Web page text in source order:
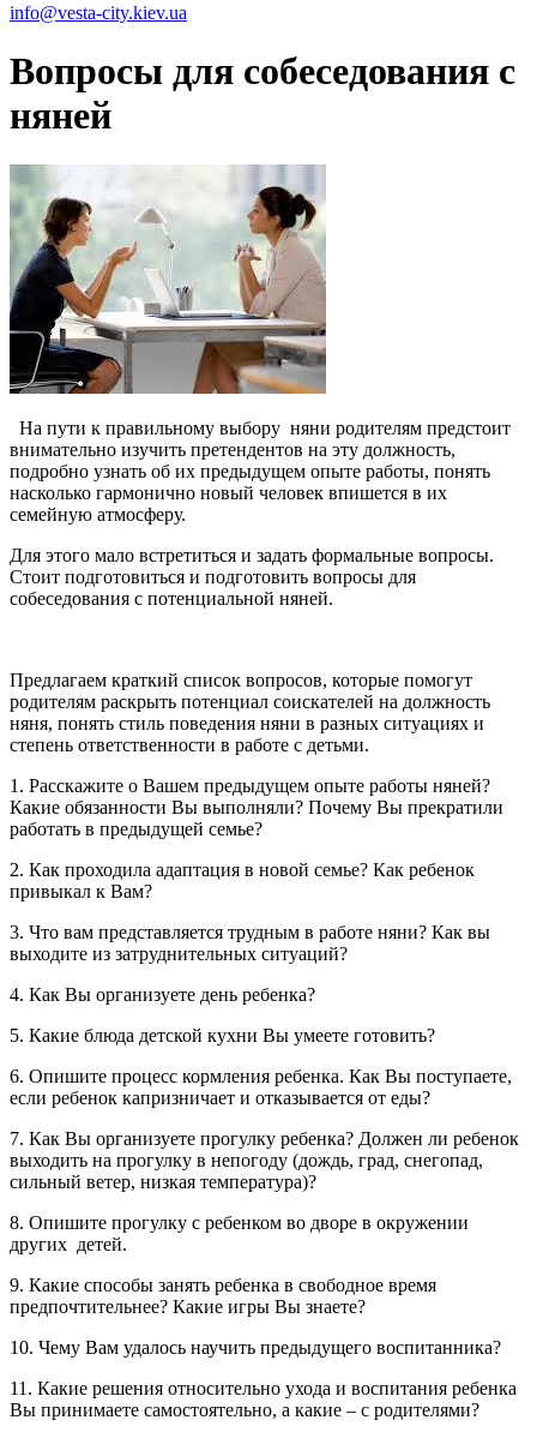
info@vesta-city.kiev.ua
Вопросы для собеседования с
няней
На пути к правильному выбору няни родителям предстоит
внимательно изучить претендентов на эту должность,
подробно узнать об их предыдущем опыте работы, понять
насколько гармонично новый человек впишется в их
семейную атмосферу.
Для этого мало встретиться и задать формальные вопросы.
Стоит подготовиться и подготовить вопросы для
собеседования с потенциальной няней.
Предлагаем краткий список вопросов, которые помогут
родителям раскрыть потенциал соискателей на должность
няня, понять стиль поведения няни в разных ситуациях и
степень ответственности в работе с детьми.
1. Расскажите о Вашем предыдущем опыте работы няней?
Какие обязанности Вы выполняли? Почему Вы прекратили
работать в предыдущей семье?
2. Как проходила адаптация в новой семье? Как ребенок
привыкал к Вам?
3. Что вам представляется трудным в работе няни? Как вы
выходите из затруднительных ситуаций?
4. Как Вы организуете день ребенка?
5. Какие блюда детской кухни Вы умеете готовить?
6. Опишите процесс кормления ребенка. Как Вы поступаете,
если ребенок капризничает и отказывается от еды?
7. Как Вы организуете прогулку ребенка? Должен ли ребенок
выходить на прогулку в непогоду (дождь, град, снегопад,
сильный ветер, низкая температура)?
8. Опишите прогулку с ребенком во дворе в окружении
других детей.
9. Какие способы занять ребенка в свободное время
предпочтительнее? Какие игры Вы знаете?
10. Чему Вам удалось научить предыдущего воспитанника?
11. Какие решения относительно ухода и воспитания ребенка
Вы принимаете самостоятельно, а какие – с родителями?